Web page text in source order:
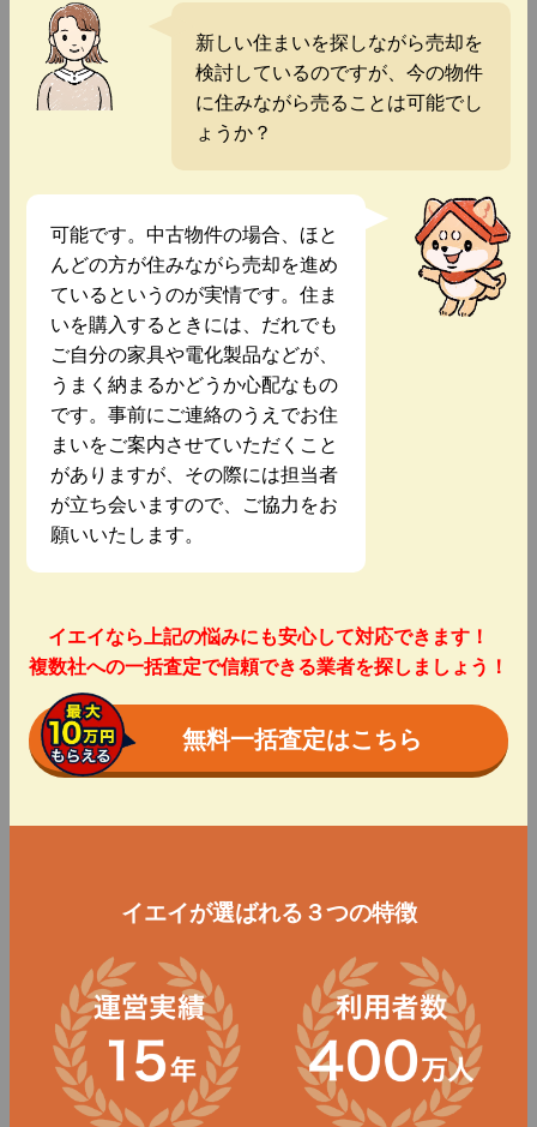
新しい住まいを探しながら売却を
検討しているのですが、今の物件
に住みながら売ることは可能でし
ょうか？
可能です。中古物件の場合、ほと
んどの方が住みながら売却を進め
ているというのが実情です。住ま
いを購入するときには、だれでも
ご自分の家具や電化製品などが、
うまく納まるかどうか心配なもの
です。事前にご連絡のうえでお住
まいをご案内させていただくこと
がありますが、その際には担当者
が立ち会いますので、ご協力をお
願いいたします。
イエイなら上記の悩みにも安心して対応できます！
複数社への一括査定で信頼できる業者を探しましょう！
無料一括査定はこちら
イエイが選ばれる３つの特徴